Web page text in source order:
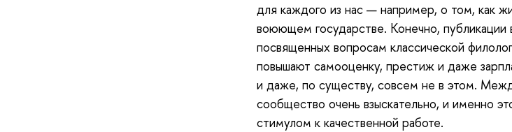
для каждого из нас — например, о том, как
воюющем государстве. Конечно, публикации
посвященных вопросам классической
повышают самооценку, престиж и даже
и даже, по существу, совсем не в этом.
сообщество очень взыскательно, и именно
стимулом к качественной работе.